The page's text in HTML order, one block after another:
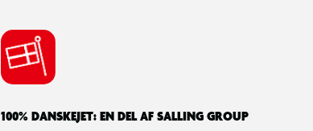
100% DANSKEJET: EN DEL AF SALLING GROUP